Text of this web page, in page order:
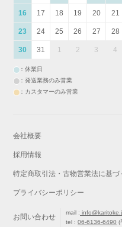
16 17 18 19 20 21
23 24 25 26 27 28
30 31 1 2 3 4
：休業日
：発送業務のみ営業
：カスタマーのみ営業
会社概要
採用情報
特定商取引法・古物営業法に基づ
プライバシーポリシー
お問い合わせ
mail :
tel :06-6136-6490 (